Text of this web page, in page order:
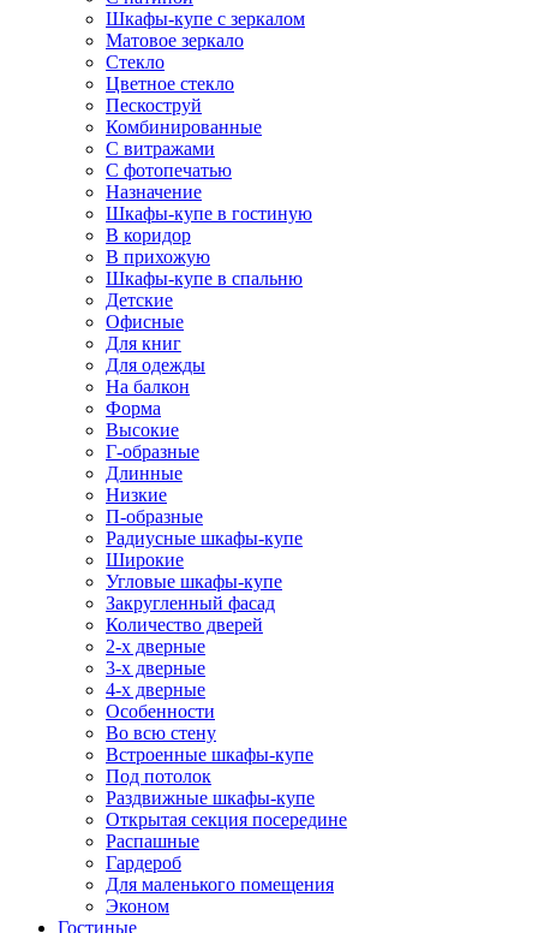
Шкафы-купе с зеркалом
Матовое зеркало
Стекло
Цветное стекло
Пескоструй
Комбинированные
С витражами
С фотопечатью
Назначение
Шкафы-купе в гостиную
В коридор
В прихожую
Шкафы-купе в спальню
Детские
Офисные
Для книг
Для одежды
На балкон
Форма
Высокие
Г-образные
Длинные
Низкие
П-образные
Радиусные шкафы-купе
Широкие
Угловые шкафы-купе
Закругленный фасад
Количество дверей
2-х дверные
3-х дверные
4-х дверные
Особенности
Во всю стену
Встроенные шкафы-купе
Под потолок
Раздвижные шкафы-купе
Открытая секция посередине
Распашные
Гардероб
Для маленького помещения
Эконом
Гостиные